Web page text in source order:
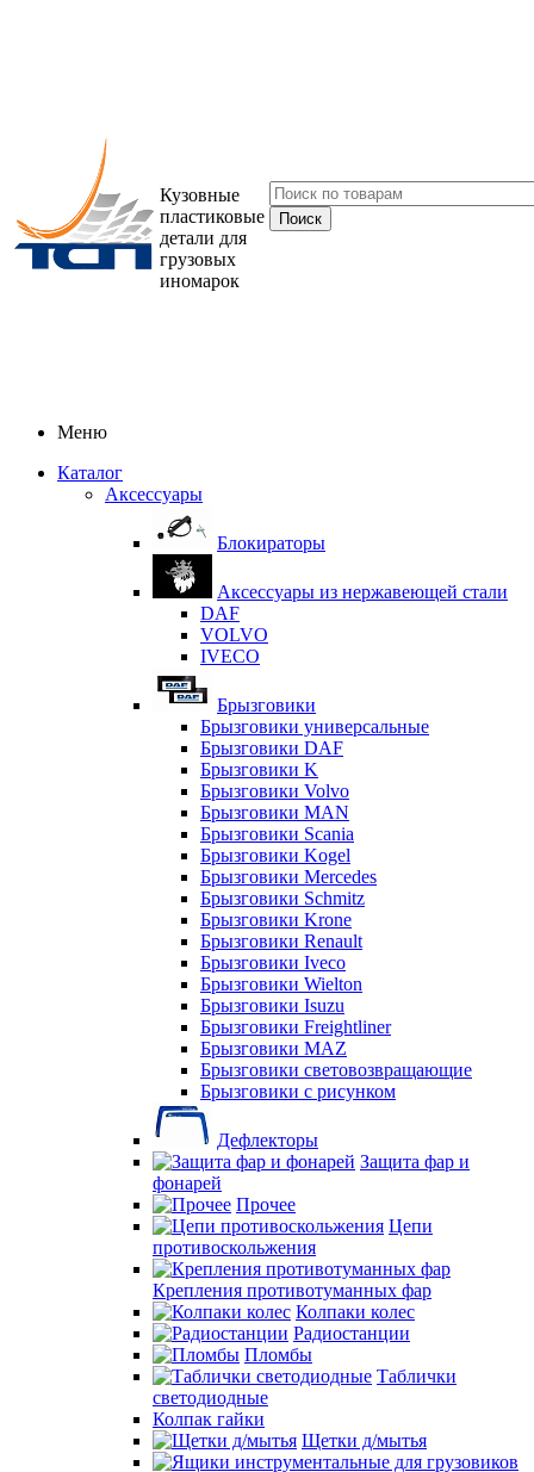
Кузовные
пластиковые
детали для
грузовых
иномарок
Меню
Каталог
Аксессуары
Блокираторы
Аксессуары из нержавеющей стали
DAF
VOLVO
IVECO
Брызговики
Брызговики универсальные
Брызговики DAF
Брызговики K
Брызговики Volvo
Брызговики MAN
Брызговики Scania
Брызговики Kogel
Брызговики Mercedes
Брызговики Schmitz
Брызговики Krone
Брызговики Renault
Брызговики Iveco
Брызговики Wielton
Брызговики Isuzu
Брызговики Freightliner
Брызговики MAZ
Брызговики световозвращающие
Брызговики с рисунком
Дефлекторы
Защита фар и
фонарей
Прочее
Цепи
противоскольжения
Крепления противотуманных фар
Колпаки колес
Радиостанции
Пломбы
Таблички
светодиодные
Колпак гайки
Щетки д/мытья